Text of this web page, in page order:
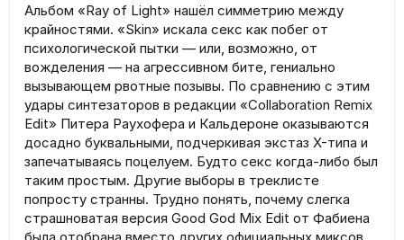
Альбом «Ray of Light» нашёл симметрию между
крайностями. «Skin» искала секс как побег от
психологической пытки — или, возможно, от
вожделения — на агрессивном бите, гениально
вызывающем рвотные позывы. По сравнению с этим
удары синтезаторов в редакции «Collaboration Remix
Edit» Питера Раухофера и Кальдероне оказываются
досадно буквальными, подчеркивая экстаз X-типа и
запечатываясь поцелуем. Будто секс когда-либо был
таким простым. Другие выборы в треклисте
попросту странны. Трудно понять, почему слегка
страшноватая версия Good God Mix Edit от Фабиена
была отобрана вместо других официальных миксов,